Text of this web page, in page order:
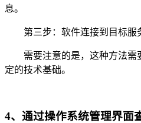
息。
第三步：软件连接到目标服
需要注意的是，这种方法需
定的技术基础。
4、通过操作系统管理界面